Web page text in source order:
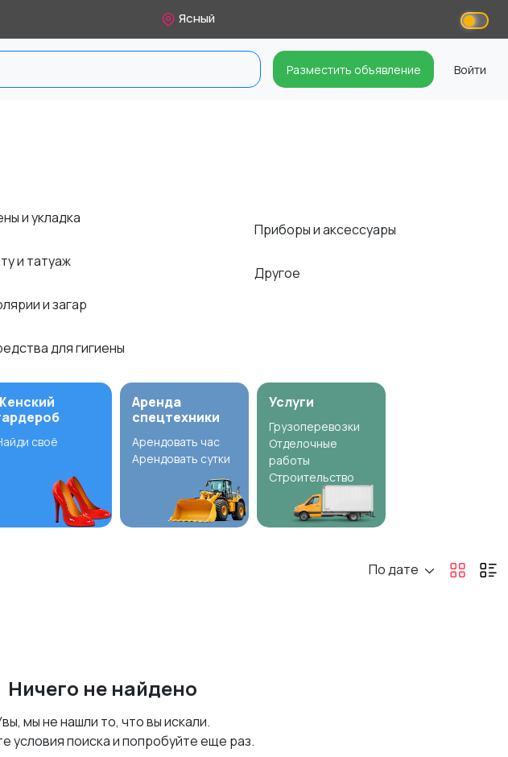
Ясный
Разместить объявление Войти
и укладка
и татуаж
и загар
для гигиены
Приборы и аксессуары
Другое
своё
Аренда
спецтехники
Арендовать час
Арендовать сутки
Услуги
Грузоперевозки
Отделочные
работы
Строительство
По дате
Ничего не найдено
мы не нашли то, что вы искали.
условия поиска и попробуйте еще раз.